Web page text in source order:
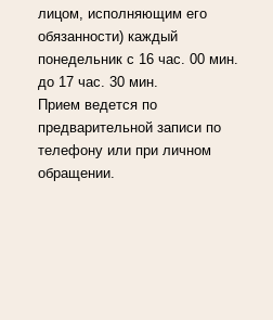
лицом, исполняющим его
обязанности) каждый
понедельник с 16 час. 00 мин.
до 17 час. 30 мин.
Прием ведется по
предварительной записи по
телефону или при личном
обращении.